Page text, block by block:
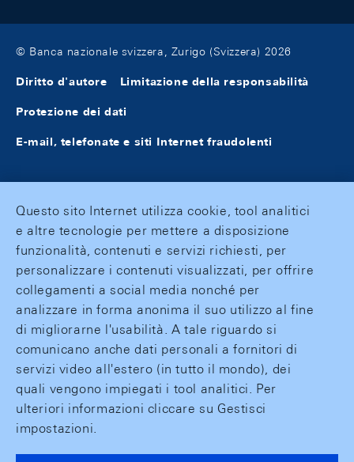
© Banca nazionale svizzera, Zurigo (Svizzera) 2026
Diritto d'autore Limitazione della responsabilità
Protezione dei dati
E-mail, telefonate e siti Internet fraudolenti
Questo sito Internet utilizza cookie, tool analitici
e altre tecnologie per mettere a disposizione
funzionalità, contenuti e servizi richiesti, per
personalizzare i contenuti visualizzati, per offrire
collegamenti a social media nonché per
analizzare in forma anonima il suo utilizzo al fine
di migliorarne l'usabilità. A tale riguardo si
comunicano anche dati personali a fornitori di
servizi video all'estero (in tutto il mondo), dei
quali vengono impiegati i tool analitici. Per
ulteriori informazioni cliccare su Gestisci
impostazioni.